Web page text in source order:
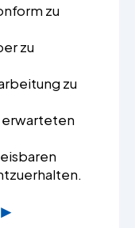
zu
zu
zu
▶️